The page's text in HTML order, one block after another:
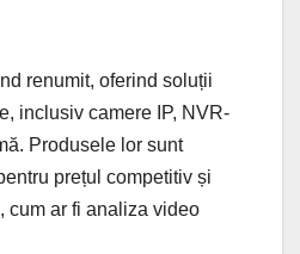
renumit, oferind soluții
inclusiv camere IP, NVR-
Produsele lor sunt
prețul competitiv și
cum ar fi analiza video